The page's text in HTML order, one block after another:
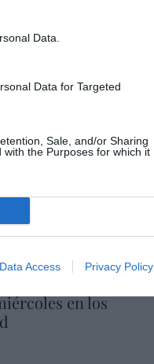
Data.
Data for Targeted
Sale, and/or Sharing
the Purposes for which it
Data Access Privacy Policy
de Hércules
en los